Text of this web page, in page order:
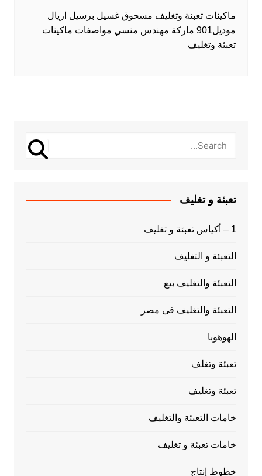
ماكينات تعبئة وتغليف مسحوق غسيل برسيل اريال
موديل901 ماركة مهندس منسي مواصفات ماكينات
تعبئة وتغليف
تعبئة و تغليف
1 – أكياس تعبئة و تغليف
التعبئة و التغليف
التعبئة والتغليف بيع
التعبئة والتغليف فى مصر
الهوهوبا
تعبئة وتغلف
تعبئة وتغليف
خامات التعبئة والتغليف
خامات تعبئة و تغليف
خطوط إنتاج